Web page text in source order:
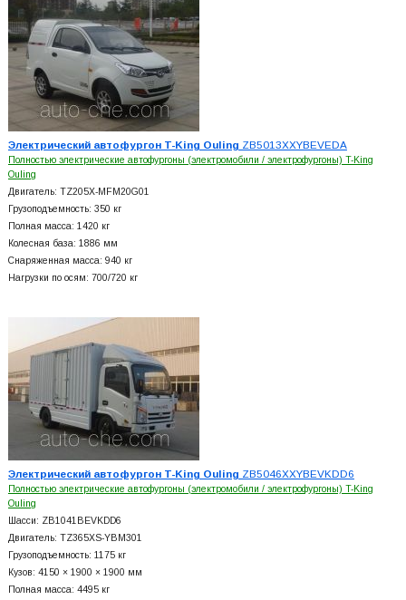
Электрический автофургон T-King Ouling ZB5013XXYBEVEDA
Полностью электрические автофургоны (электромобили / электрофургоны) T-King
Ouling
Двигатель: TZ205X-MFM20G01
Грузоподъемность: 350 кг
Полная масса: 1420 кг
Колесная база: 1886 мм
Снаряженная масса: 940 кг
Нагрузки по осям: 700/720 кг
Электрический автофургон T-King Ouling ZB5046XXYBEVKDD6
Полностью электрические автофургоны (электромобили / электрофургоны) T-King
Ouling
Шасси: ZB1041BEVKDD6
Двигатель: TZ365XS-YBM301
Грузоподъемность: 1175 кг
Кузов: 4150 × 1900 × 1900 мм
Полная масса: 4495 кг